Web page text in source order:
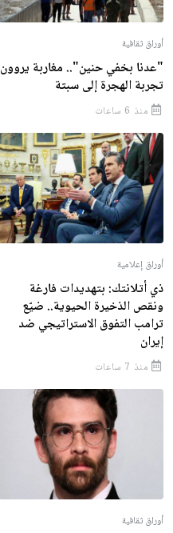
أوراق ثقافية
"عدنا بخفي حنين".. مغاربة يروون
تجربة الهجرة إلى سبتة
منذ 6 ساعات
أوراق إعلامية
ذي أتلانتك: بتهديدات فارغة
ونقص الذخيرة الحيوية.. ضيّع
ترامب التفوق الاستراتيجي ضد
إيران
منذ 7 ساعات
أوراق ثقافية